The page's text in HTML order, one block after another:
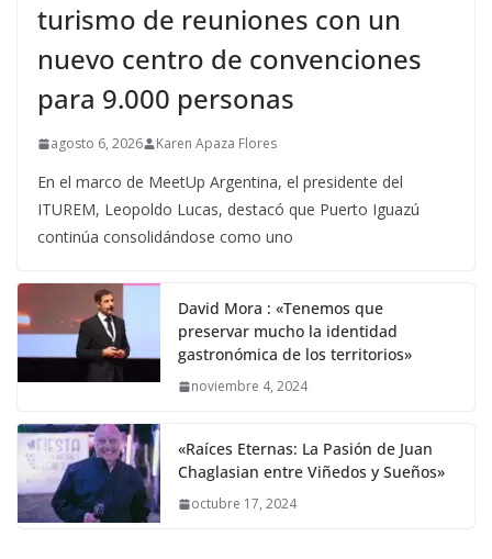
turismo de reuniones con un
nuevo centro de convenciones
para 9.000 personas
agosto 6, 2026 Karen Apaza Flores
En el marco de MeetUp Argentina, el presidente del
ITUREM, Leopoldo Lucas, destacó que Puerto Iguazú
continúa consolidándose como uno
David Mora : «Tenemos que
preservar mucho la identidad
gastronómica de los territorios»
noviembre 4, 2024
«Raíces Eternas: La Pasión de Juan
Chaglasian entre Viñedos y Sueños»
octubre 17, 2024